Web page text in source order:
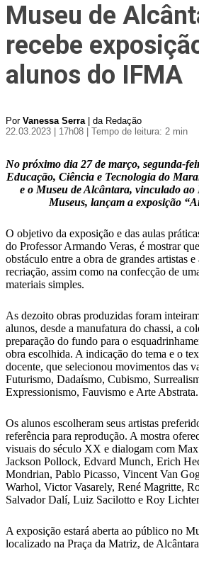
Museu de
recebe
alunos do IFMA
Por Vanessa Serra| da Redação
22.03.2023 | 17h08
| Tempo de leitura: 2 min
No próximo dia 27 de março, segunda-
Educação, Ciência e Tecnologia do
e o Museu de Alcântara, vinculado
Museus, lançam a exposição
O objetivo da exposição e das aulas
do Professor Armando Veras, é mostrar
obstáculo entre a obra de grandes artistas
recriação, assim como na confecção de
materiais simples.
As dezoito obras produzidas foram
alunos, desde a manufatura do chassi, a
preparação do fundo para o
obra escolhida. A indicação do tema e o
docente, que selecionou movimentos das
Futurismo, Dadaísmo, Cubismo,
Expressionismo, Fauvismo e Arte Abstrata.
Os alunos escolheram seus artistas
referência para reprodução. A mostra
visuais do século XX e dialogam com
Jackson Pollock, Edvard Munch, Erich
Mondrian, Pablo Picasso, Vincent Van
Warhol, Victor Vasarely, René Magritte,
Salvador Dalí, Luiz Sacilotto e Roy
A exposição estará aberta ao público no
localizado na Praça da Matriz, de